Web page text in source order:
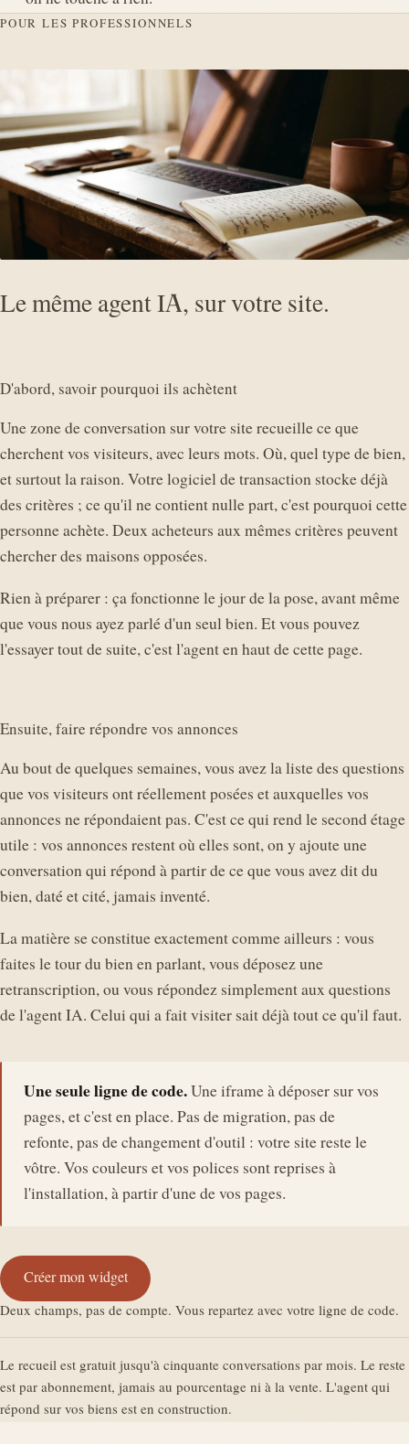
POUR LES PROFESSIONNELS
Le même agent IA, sur votre site.
D'abord, savoir pourquoi ils achètent
Une zone de conversation sur votre site recueille ce que
cherchent vos visiteurs, avec leurs mots. Où, quel type de bien,
et surtout la raison. Votre logiciel de transaction stocke déjà
des critères ; ce qu'il ne contient nulle part, c'est pourquoi cette
personne achète. Deux acheteurs aux mêmes critères peuvent
chercher des maisons opposées.
Rien à préparer : ça fonctionne le jour de la pose, avant même
que vous nous ayez parlé d'un seul bien. Et vous pouvez
l'essayer tout de suite, c'est l'agent en haut de cette page.
Ensuite, faire répondre vos annonces
Au bout de quelques semaines, vous avez la liste des questions
que vos visiteurs ont réellement posées et auxquelles vos
annonces ne répondaient pas. C'est ce qui rend le second étage
utile : vos annonces restent où elles sont, on y ajoute une
conversation qui répond à partir de ce que vous avez dit du
bien, daté et cité, jamais inventé.
La matière se constitue exactement comme ailleurs : vous
faites le tour du bien en parlant, vous déposez une
retranscription, ou vous répondez simplement aux questions
de l'agent IA. Celui qui a fait visiter sait déjà tout ce qu'il faut.
Une seule ligne de code. Une iframe à déposer sur vos
pages, et c'est en place. Pas de migration, pas de
refonte, pas de changement d'outil : votre site reste le
vôtre. Vos couleurs et vos polices sont reprises à
l'installation, à partir d'une de vos pages.
Créer mon widget
Deux champs, pas de compte. Vous repartez avec votre ligne de code.
Le recueil est gratuit jusqu'à cinquante conversations par mois. Le reste
est par abonnement, jamais au pourcentage ni à la vente. L'agent qui
répond sur vos biens est en construction.